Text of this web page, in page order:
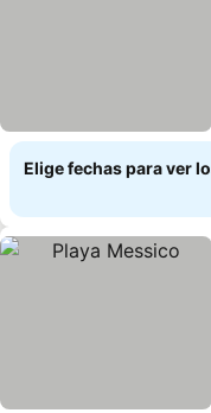
Elige fechas para ver